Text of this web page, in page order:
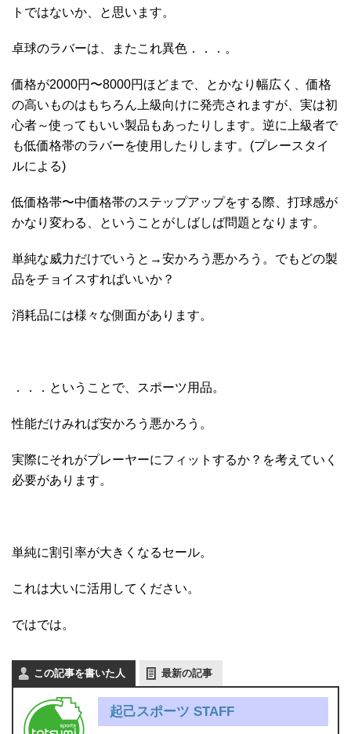
トではないか、と思います。
卓球のラバーは、またこれ異色．．．。
価格が2000円〜8000円ほどまで、とかなり幅広く、価格
の高いものはもちろん上級向けに発売されますが、実は初
心者～使ってもいい製品もあったりします。逆に上級者で
も低価格帯のラバーを使用したりします。(プレースタイ
ルによる)
低価格帯〜中価格帯のステップアップをする際、打球感が
かなり変わる、ということがしばしば問題となります。
単純な威力だけでいうと→安かろう悪かろう。でもどの製
品をチョイスすればいいか？
消耗品には様々な側面があります。
．．．ということで、スポーツ用品。
性能だけみれば安かろう悪かろう。
実際にそれがプレーヤーにフィットするか？を考えていく
必要があります。
単純に割引率が大きくなるセール。
これは大いに活用してください。
ではでは。
この記事を書いた人 最新の記事
起己スポーツ STAFF